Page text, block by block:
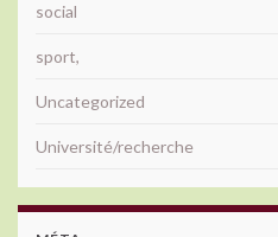
social
sport,
Uncategorized
Université/recherche